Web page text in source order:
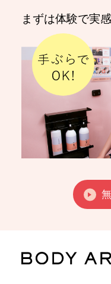
まずは体験で実感